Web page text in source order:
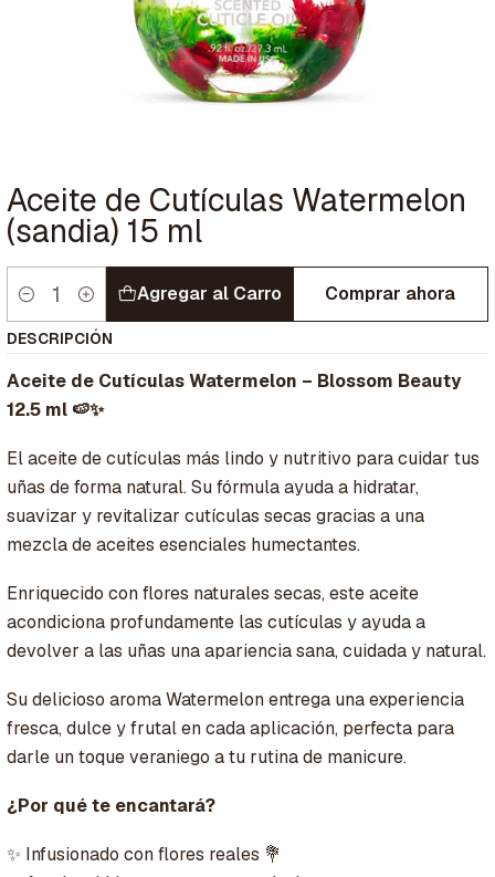
Aceite de Cutículas Watermelon
(sandia) 15 ml
Cantidad
Agregar al Carro Comprar ahora
DESCRIPCIÓN
Aceite de Cutículas Watermelon – Blossom Beauty
12.5 ml 🍉✨
El aceite de cutículas más lindo y nutritivo para cuidar tus
uñas de forma natural. Su fórmula ayuda a hidratar,
suavizar y revitalizar cutículas secas gracias a una
mezcla de aceites esenciales humectantes.
Enriquecido con flores naturales secas, este aceite
acondiciona profundamente las cutículas y ayuda a
devolver a las uñas una apariencia sana, cuidada y natural.
Su delicioso aroma Watermelon entrega una experiencia
fresca, dulce y frutal en cada aplicación, perfecta para
darle un toque veraniego a tu rutina de manicure.
¿Por qué te encantará?
✨ Infusionado con flores reales 💐